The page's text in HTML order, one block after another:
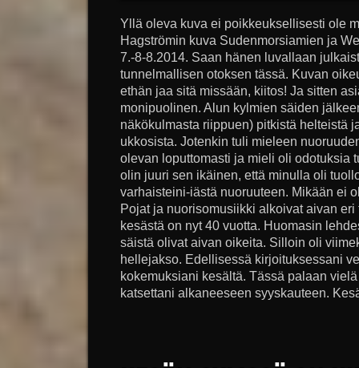
Yllä oleva kuva ei poikkeuksellisesti ole
Hagströmin kuva Sudenmorsiamien ja
7.-8-8.2014. Saan hänen luvallaan
tunnelmallisen otoksen tässä. Kuvan
ethän jaa sitä missään, kiitos! Ja sitten
monipuolinen. Alun kylmien säiden
näkökulmasta riippuen) pitkistä helteistä
ukkosista. Jotenkin tuli mieleen
olevan loputtomasti ja mieli oli odotuksia
olin juuri sen ikäinen, että minulla oli
varhaisteini-iästä nuoruuteen. Mikään ei
Pojat ja nuorisomusiikki alkoivat aivan
kesästä on nyt 40 vuotta. Huomasin
säistä olivat aivan oikeita. Silloin oli
hellejakso. Edellisessä kirjoituksessani
kokemuksiani kesältä. Tässä palaan
katsettani alkaneeseen syyskauteen.